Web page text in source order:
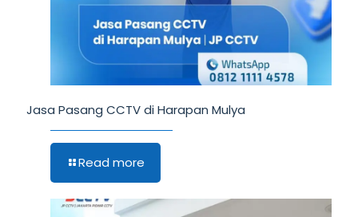
Jasa Pasang CCTV di Harapan Mulya
Read more